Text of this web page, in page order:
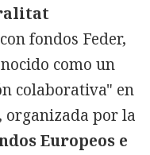
fondos Feder,
como un
colaborativa" en
organizada por la
Europeos e